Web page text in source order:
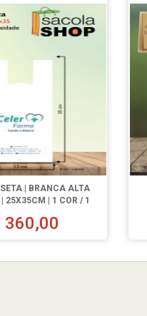
| BRANCA ALTA
| 25X35CM | 1 COR / 1
| 500 UN.
360,00